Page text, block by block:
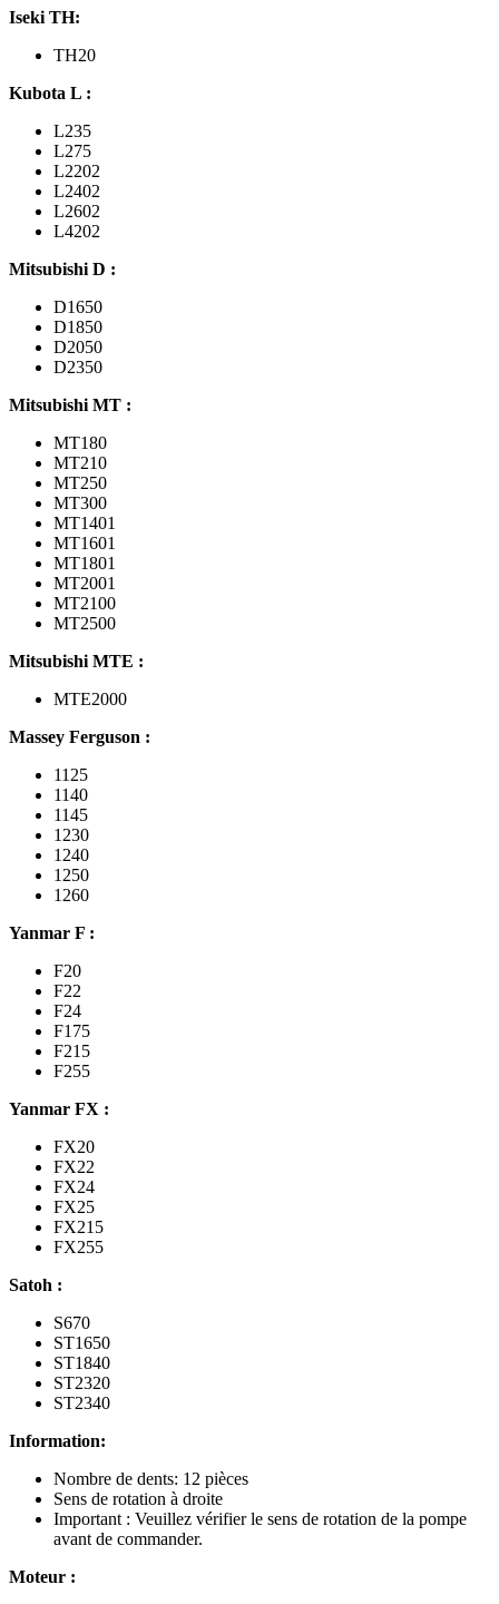
Iseki TH:
TH20
Kubota L :
L235
L275
L2202
L2402
L2602
L4202
Mitsubishi D :
D1650
D1850
D2050
D2350
Mitsubishi MT :
MT180
MT210
MT250
MT300
MT1401
MT1601
MT1801
MT2001
MT2100
MT2500
Mitsubishi MTE :
MTE2000
Massey Ferguson :
1125
1140
1145
1230
1240
1250
1260
Yanmar F :
F20
F22
F24
F175
F215
F255
Yanmar FX :
FX20
FX22
FX24
FX25
FX215
FX255
Satoh :
S670
ST1650
ST1840
ST2320
ST2340
Information:
Nombre de dents: 12 pièces
Sens de rotation à droite
Important : Veuillez vérifier le sens de rotation de la pompe
avant de commander.
Moteur :